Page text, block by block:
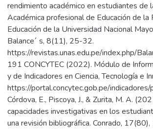
rendimiento académico en estudiantes de
Académica profesional de Educación de la
Educación de la Universidad Nacional
Balance´ s, 8(11), 25-32.
https://revistas.unas.edu.pe/index.php/
191 CONCYTEC (2022). Módulo de
y de Indicadores en Ciencia, Tecnología e
https://portal.concytec.gob.pe/indicadores/
Córdova, E., Piscoya, J., & Zurita, M. A.
capacidades investigativas en los
una revisión bibliográfica. Conrado,